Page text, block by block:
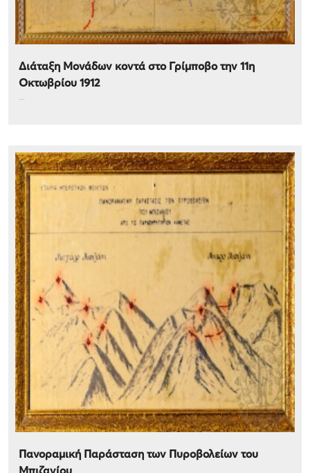
Διάταξη Μονάδων κοντά στο Γρίμποβο την 11η
Οκτωβρίου 1912
...
Πανοραμική Παράσταση των Πυροβολείων του